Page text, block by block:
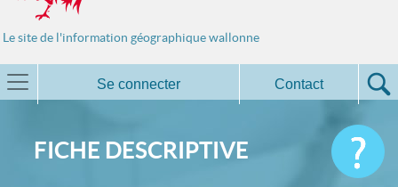
Le site de l'information géographique wallonne
Se connecter Contact
FICHE DESCRIPTIVE